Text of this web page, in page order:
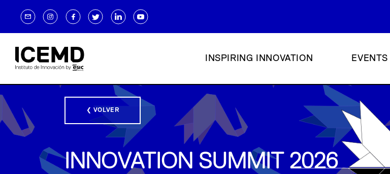
INSPIRING INNOVATION EVENTS
❮ VOLVER
INNOVATION SUMMIT 2026